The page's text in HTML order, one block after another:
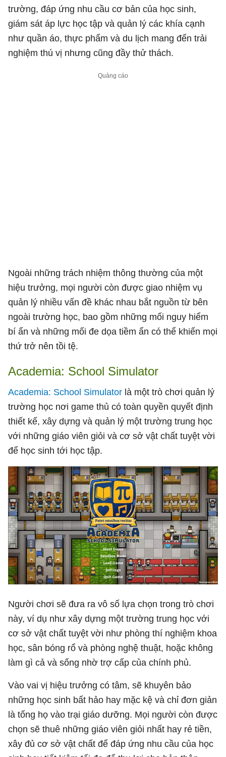
trường, đáp ứng nhu cầu cơ bản của học sinh,
giám sát áp lực học tập và quản lý các khía cạnh
như quần áo, thực phẩm và du lịch mang đến trải
nghiệm thú vị nhưng cũng đầy thử thách.
Ngoài những trách nhiệm thông thường của một
hiệu trưởng, mọi người còn được giao nhiệm vụ
quản lý nhiều vấn đề khác nhau bắt nguồn từ bên
ngoài trường học, bao gồm những mối nguy hiểm
bí ẩn và những mối đe dọa tiềm ẩn có thể khiến mọi
thứ trở nên tồi tệ.
Academia: School Simulator
Academia: School Simulator là một trò chơi quản lý
trường học nơi game thủ có toàn quyền quyết định
thiết kế, xây dựng và quản lý một trường trung học
với những giáo viên giỏi và cơ sở vật chất tuyệt vời
để học sinh tới học tập.
Người chơi sẽ đưa ra vô số lựa chọn trong trò chơi
này, ví dụ như xây dựng một trường trung học với
cơ sở vật chất tuyệt vời như phòng thí nghiệm khoa
học, sân bóng rổ và phòng nghệ thuật, hoặc không
làm gì cả và sống nhờ trợ cấp của chính phủ.
Vào vai vị hiệu trưởng có tâm, sẽ khuyên bảo
những học sinh bất hảo hay mặc kệ và chỉ đơn giản
là tống họ vào trại giáo dưỡng. Mọi người còn được
chọn sẽ thuê những giáo viên giỏi nhất hay rẻ tiền,
xây đủ cơ sở vật chất để đáp ứng nhu cầu của học